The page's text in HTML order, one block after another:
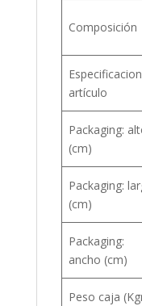
Composición
artículo
Packaging:
(cm)
Packaging:
(cm)
Packaging:
ancho (cm)
Peso caja